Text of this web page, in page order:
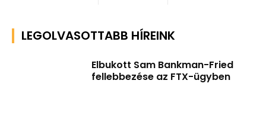
LEGOLVASOTTABB HÍREINK
Elbukott Sam Bankman-Fried
fellebbezése az FTX-ügyben